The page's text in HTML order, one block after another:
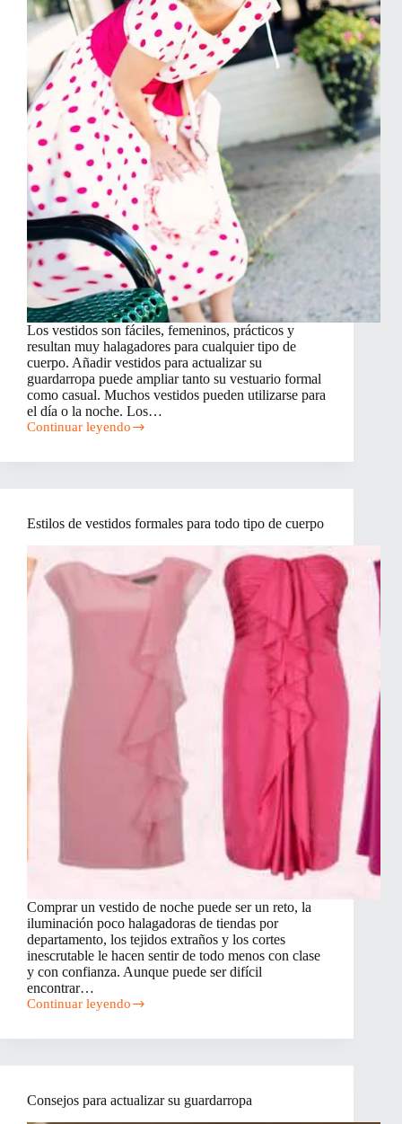
Los vestidos son fáciles, femeninos, prácticos y
resultan muy halagadores para cualquier tipo de
cuerpo. Añadir vestidos para actualizar su
guardarropa puede ampliar tanto su vestuario formal
como casual. Muchos vestidos pueden utilizarse para
el día o la noche. Los…
Continuar leyendo
Ideas
para
Estilos de vestidos formales para todo tipo de cuerpo
Comprar un vestido de noche puede ser un reto, la
iluminación poco halagadoras de tiendas por
departamento, los tejidos extraños y los cortes
inescrutable le hacen sentir de todo menos con clase
y con confianza. Aunque puede ser difícil
encontrar…
Continuar leyendo
Estilos
vestidos
tipo
Consejos para actualizar su guardarropa